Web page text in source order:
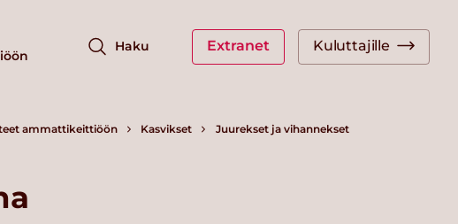
Haku Extranet Kuluttajille
ammattikeittiöön Kasvikset Juurekset ja vihannekset